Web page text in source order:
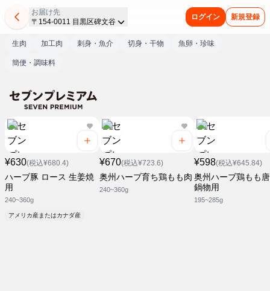
お届け先
〒154-0011 目黒区碑文谷
ログイン 新規登録
生肉 加工肉 刺身・魚介 切身・干物 魚卵・珍味
簡便・調味料
¥630(税込¥680.4)
ハーブ豚 ロース 生姜焼
用
240~360g
アメリカ産またはカナダ産
¥670(税込¥723.6)
奥州ハーブ育ち鶏もも肉
240~360g
¥598(税込¥645.84)
奥州ハーブ鶏もも
鍋物用
195~285g